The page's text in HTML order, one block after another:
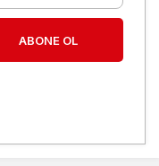
ABONE OL